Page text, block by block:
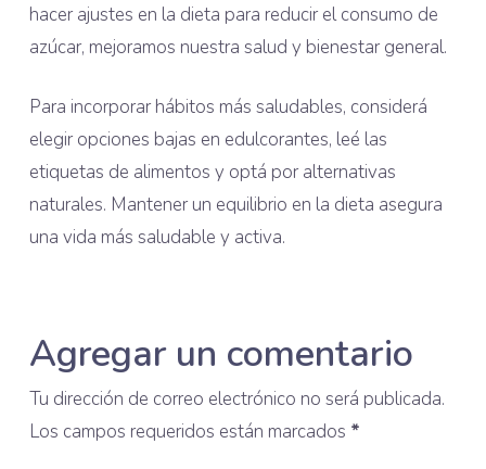
hacer ajustes en la dieta para reducir el consumo de
azúcar, mejoramos nuestra salud y bienestar general.
Para incorporar hábitos más saludables, considerá
elegir opciones bajas en edulcorantes, leé las
etiquetas de alimentos y optá por alternativas
naturales. Mantener un equilibrio en la dieta asegura
una vida más saludable y activa.
Agregar un comentario
Tu dirección de correo electrónico no será publicada.
Los campos requeridos están marcados *